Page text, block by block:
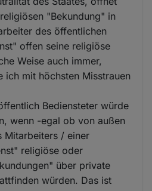
"Bekundung" in
des öffentlichen
offen seine religiöse
Weise auch immer,
ich mit höchsten Misstrauen
Bediensteter würde
wenn -egal ob von außen
Mitarbeiters / einer
religiöse oder
über private
würden. Das ist